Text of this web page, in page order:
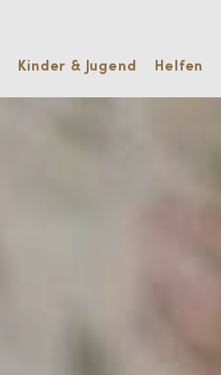
Kinder & Jugend Helfen